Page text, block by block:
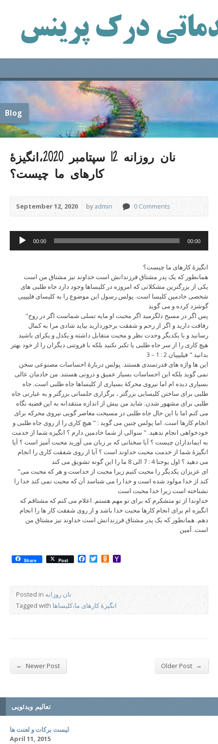
Blog
نان روزانه 12 سپتامبر 2020،انگیزۀ
کارهای ما چیست؟
September 12, 2020 byadmin 0 Comments
Audio
Player
00:00 00:00
انگیزۀ کارهای ما چیست؟
همانطور که یک پدر مشتاق فرزندانش است خداوند نیز مشتاق من است
یکی از بزرگترین مشکلاتی که امروزه در کلیساها وجود دارد جاه طلبی های
شخصی خادمین کلیسا است. پولس رسول این موضوع را به کلیسای فلیپیی
گوشزد کرده و می گوید
"پس اگر در مسیح دلگرمید اگر محبت او مایه تسلی شماست اگر در روح
رفاقت دارید و اگر از رحم و شفقت برخوردارید بیاید شادی مرا به کمال
رسانید و با یکدیگر وحدت نظر و محبت متقابل داشته و یکدل و یکرای باشید
هیچ کاری را از سر جاه طلبی یا تکبر نکنید بلکه با فروتنی دیگران را از خود بهتر
بدانید " فیلیپیان 2 : 1 – 3
این ها واژه های قدرتمندی هستند. پولس دربارۀ احساسات مصنوعی سخن
نمی گوید بلکه این احساسات بسیار عمیق و درونی هستند. من خادمان عالی
بسیاری دیده ام اما نیروی محرکۀ بسیاری از کلیساها جاه طلبی است. جاه
طلبی برای ساختن کلیسایی بزرگتر ، برگزاری جلساتی بزرگتر و به عبارتی جاه
طلبی برای مشهور شدن. شاید من بیش از اندازه منتقدانه به این قضیه نگاه
می کنم اما با این حال جاه طلبی در مسیحت معاصر گویی نیروی محرکه برای
انجام کارها است. اما پولس چنین می گوید : " هیچ کاری را از روی جاه طلبی و
خودخواهی انجام ندهید. " سوالی از شما خادمین دارم ؟ انگیزه شما از خدمت
به ایمانداران چیست ؟ آیا سخنانی که بر زبان می آورید محبت آمیز است ؟ آیا
انگیزۀ شما از خدمت محبت خداوند است ؟ آیا از روی شفقت کاری را انجام
می دهید ؟ اول یوحنا 4 : 7 الی 8 ما را این گونه تشویق می کند
"ای عزیزان یکدیگر را محبت کنیم زیرا محبت از خداست و هر که محبت می
کند از خدا مولود شده است و خدا را می شناسد آن که محبت نمی کند خدا را
نشناخته است زیرا خدا محبت است
خداوندا از تو متشکرم که برای تو مهم هستم. اعلام می کنم که مشتاقم که
انگیزه ام برای انجام کارها محبت خدا باشد و از روی شفقت کار ها را انجام
دهم. همانطور که یک پدر مشتاق فرزندانش است خداوند نیز مشتاق من
است. آمین
Share Post Facebook
TwitterOdnoklassniki
Posted in نان روزانه
Tagged withانگیزۀ کارهای ما،کلیساها
← Newer Post Older Post →
تعالیم ویدئویی
لیست برکات و لعنت ها
April 11, 2015